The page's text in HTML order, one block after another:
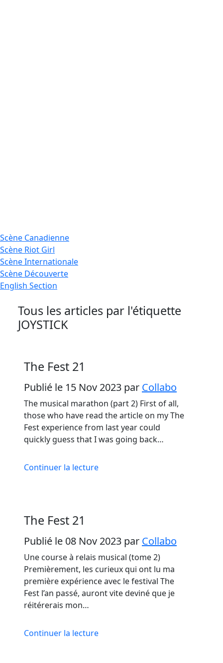
Scène Canadienne
Scène Riot Girl
ScèneInternationale
Scène Découverte
English Section
Tous les articles par l'étiquette
JOYSTICK
The Fest 21
Publié le 15 Nov 2023 par Collabo
The musical marathon (part 2) First of all,
those who have read the article on my The
Fest experience from last year could
quickly guess that I was going back…
Continuer la lecture
The Fest 21
Publié le 08 Nov 2023 par Collabo
Une course à relais musical (tome 2)
Premièrement, les curieux qui ont lu ma
première expérience avec le festival The
Fest l’an passé, auront vite deviné que je
réitérerais mon…
Continuer la lecture